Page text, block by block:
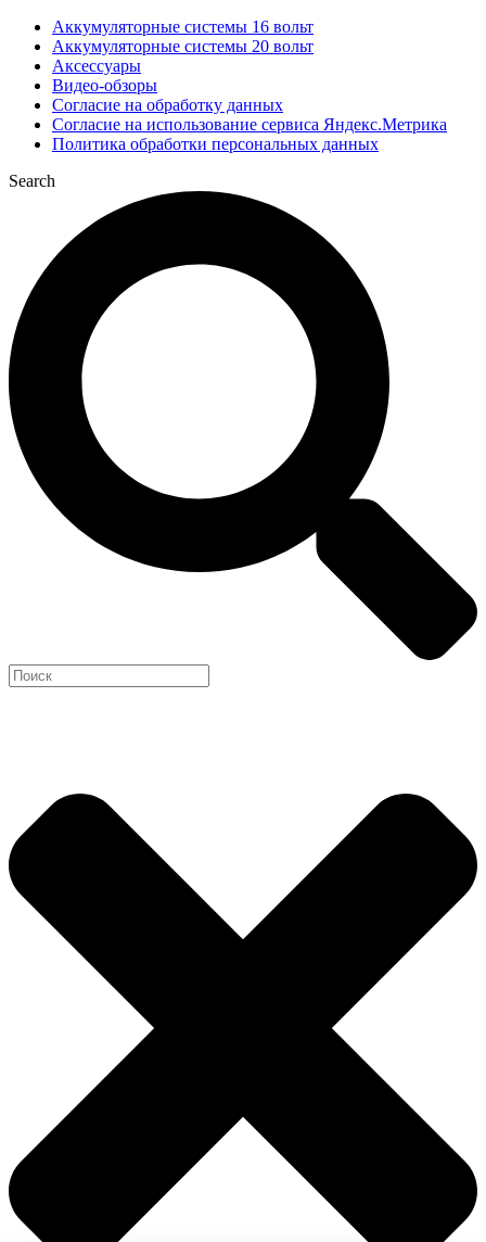
Аккумуляторные системы 16 вольт
Аккумуляторные системы 20 вольт
Аксессуары
Видео-обзоры
Согласие на обработку данных
Согласие на использование сервиса Яндекс.Метрика
Политика обработки персональных данных
Search